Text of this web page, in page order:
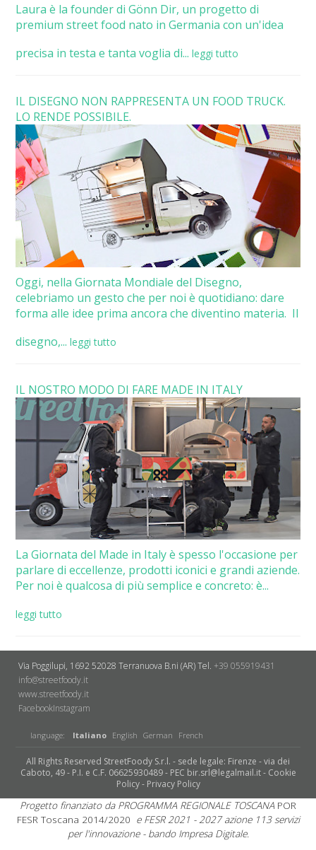
Laura è la founder di Gönn Dir, un progetto di
premium street food nato in Germania con un'idea
precisa in testa e tanta voglia di... leggi tutto
IL DISEGNO NON RAPPRESENTA UN FOOD TRUCK.
LO RENDE POSSIBILE.
Oggi, nella Giornata Mondiale del Disegno,
celebriamo un gesto che per noi è quotidiano: dare
forma alle idee prima ancora che diventino materia. Il
disegno,... leggi tutto
IL NOSTRO MODO DI FARE MADE IN ITALY
La Giornata del Made in Italy è spesso l'occasione per
parlare di eccellenze, prodotti iconici e grandi aziende.
Per noi è qualcosa di più semplice e concreto: è...
leggi tutto
Via Poggilupi, 1692 52028 Terranuova B.ni (AR)Tel. +39 055919431
info@streetfoody.it
www.streetfoody.it
Facebook​Instagram
language: Italiano English German French
All Rights Reserved StreetFoody S.r.l. - sede legale: Firenze - via dei
Caboto, 49 - P.I. e C.F. 06625930489 - PEC bir.srl@legalmail.it - Cookie
Policy- Privacy Policy
Progetto finanziato da PROGRAMMA REGIONALE TOSCANA POR
FESR Toscana 2014/2020 e FESR 2021 - 2027 azione 113 servizi
per l'innovazione - bando Impresa Digitale.